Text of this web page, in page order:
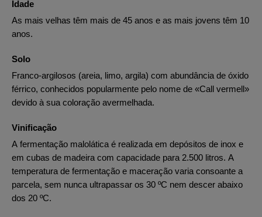
Idade
As mais velhas têm mais de 45 anos e as mais jovens têm 10
anos.
Solo
Franco-argilosos (areia, limo, argila) com abundância de óxido
férrico, conhecidos popularmente pelo nome de «Call vermell»
devido à sua coloração avermelhada.
Vinificação
A fermentação malolática é realizada em depósitos de inox e
em cubas de madeira com capacidade para 2.500 litros. A
temperatura de fermentação e maceração varia consoante a
parcela, sem nunca ultrapassar os 30 ºC nem descer abaixo
dos 20 ºC.